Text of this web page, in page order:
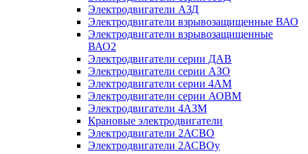
Электродвигатели АЗД
Электродвигатели взрывозащищенные ВАО
Электродвигатели взрывозащищенные
ВАО2
Электродвигатели серии ДАВ
Электродвигатели серии АЗО
Электродвигатели серии 4АМ
Электродвигатели серии АОВМ
Электродвигатели 4АЗМ
Крановые электродвигатели
Электродвигатели 2АСВО
Электродвигатели 2АСВОу